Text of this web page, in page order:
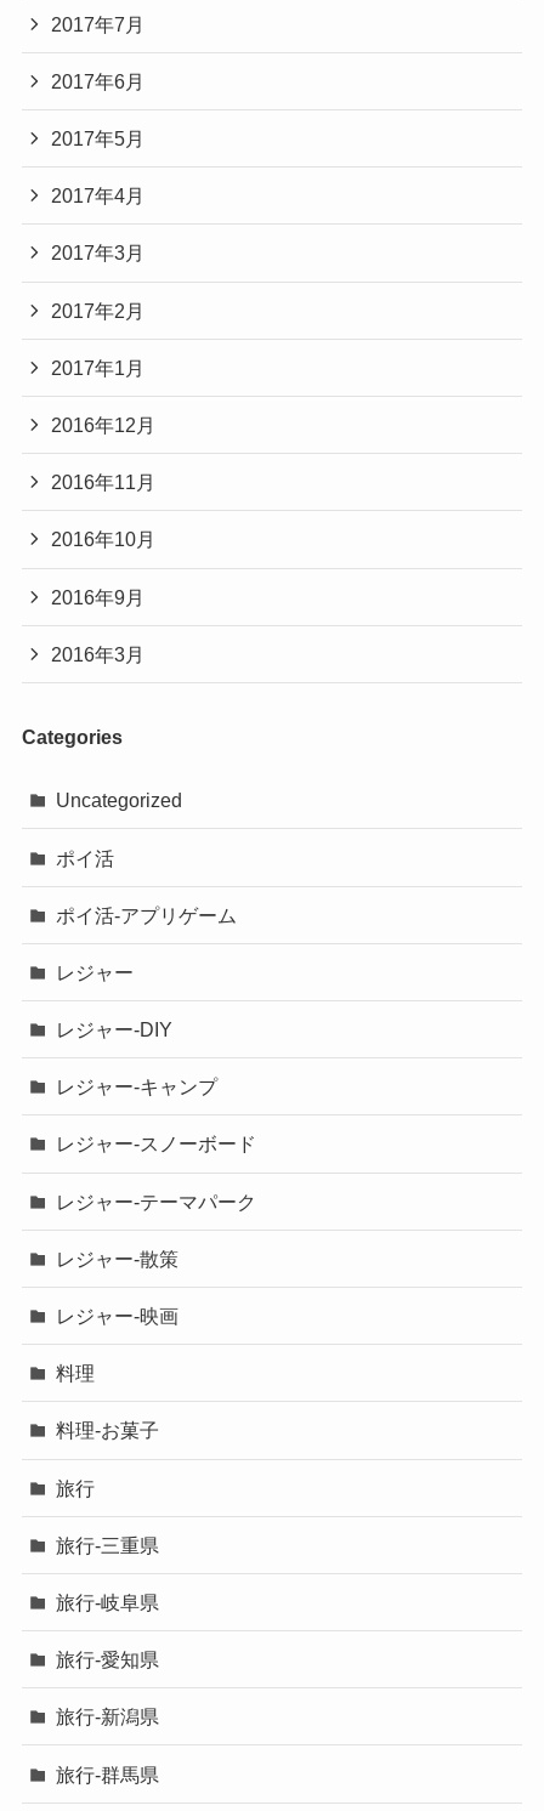
2017年7月
2017年6月
2017年5月
2017年4月
2017年3月
2017年2月
2017年1月
2016年12月
2016年11月
2016年10月
2016年9月
2016年3月
Categories
Uncategorized
ポイ活
ポイ活-アプリゲーム
レジャー
レジャー-DIY
レジャー-キャンプ
レジャー-スノーボード
レジャー-テーマパーク
レジャー-散策
レジャー-映画
料理
料理-お菓子
旅行
旅行-三重県
旅行-岐阜県
旅行-愛知県
旅行-新潟県
旅行-群馬県